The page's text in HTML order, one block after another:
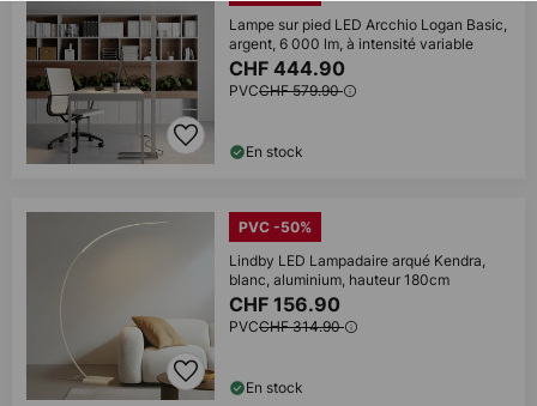
Lampe sur pied LED Arcchio Logan Basic,
argent, 6 000 lm, à intensité variable
CHF 444.90
PVCCHF 579.90
En stock
PVC -50%
Lindby LED Lampadaire arqué Kendra,
blanc, aluminium, hauteur 180cm
CHF 156.90
PVCCHF 314.90
En stock